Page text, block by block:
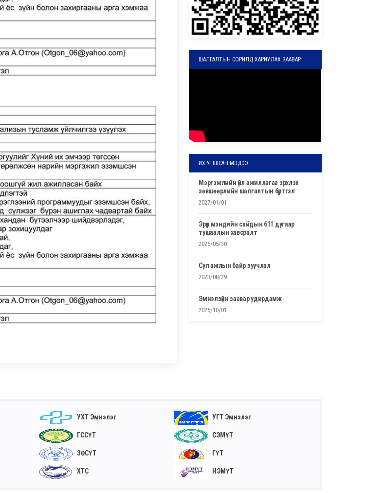
ШАЛГАЛТЫН СОРИЛД ХАРИУЛАХ ЗААВАР
ИХ УНШСАН МЭДЭЭ
мэргэжлийн үйл ажиллагаа эрхлэх
зөвшөөрлийн шалгалтын бүртгэл
2027/01/01
эрүүл мэндийн сайдын 611 дугаар
тушаалын хавсралт
2025/05/30
сул ажлын байр зуучлал
2023/08/29
эмнэлзүйн заавар удирдамж
2025/10/01
УХТ Эмнэлэг УГТ Эмнэлэг
ГССҮТ СЭМҮТ
ЗӨСҮТ ГҮТ
ХТС НЭМҮТ